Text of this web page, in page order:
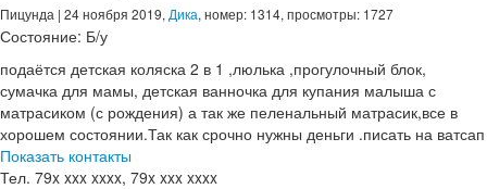
Пицунда | 24 ноября 2019, Дика, номер: 1314, просмотры: 1727
Состояние: Б/у
подаётся детская коляска 2 в 1 ,люлька ,прогулочный блок,
сумачка для мамы, детская ванночка для купания малыша с
матрасиком (с рождения) а так же пеленальный матрасик,все в
хорошем состоянии.Так как срочно нужны деньги .писать на ватсап
Показать контакты
Тел. 79x xxx xxxx, 79x xxx xxxx